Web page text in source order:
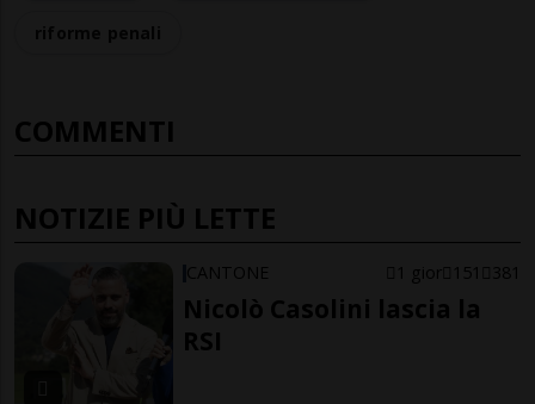
COMMENTI
NOTIZIE PIÙ LETTE
CANTONE 1 gior 151 381
Nicolò Casolini lascia la
RSI